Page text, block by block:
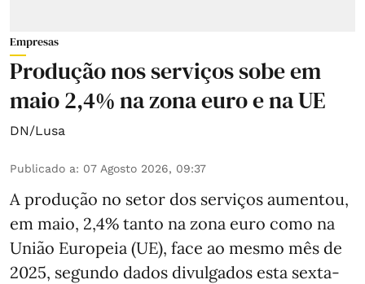
Empresas
Produção nos serviços sobe em
maio 2,4% na zona euro e na UE
DN/Lusa
Publicado a: 07 Agosto 2026, 09:37
A produção no setor dos serviços aumentou,
em maio, 2,4% tanto na zona euro como na
União Europeia (UE), face ao mesmo mês de
2025, segundo dados divulgados esta sexta-